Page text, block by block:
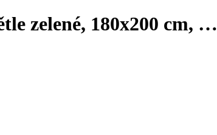
zelené, 180x200 cm, …